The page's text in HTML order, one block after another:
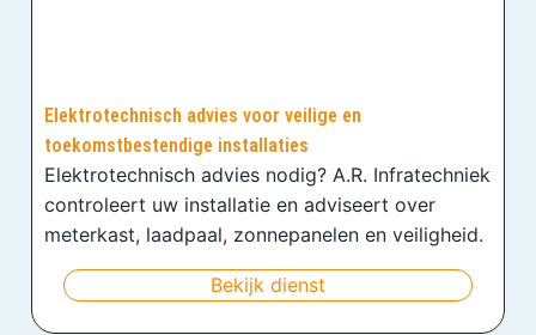
Elektrotechnisch advies voor veilige en
toekomstbestendige installaties
Elektrotechnisch advies nodig? A.R. Infratechniek
controleert uw installatie en adviseert over
meterkast, laadpaal, zonnepanelen en veiligheid.
Bekijk dienst